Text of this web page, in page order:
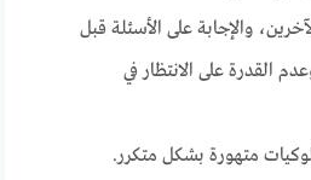
والإجابة على الأسئلة قبل
القدرة على الانتظار في
متهورة بشكل متكرر.